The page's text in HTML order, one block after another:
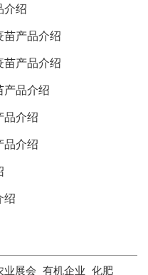
介绍
产品介绍
苗产品介绍
产品介绍
品介绍
品介绍
绍
业展会 有机企业 化肥